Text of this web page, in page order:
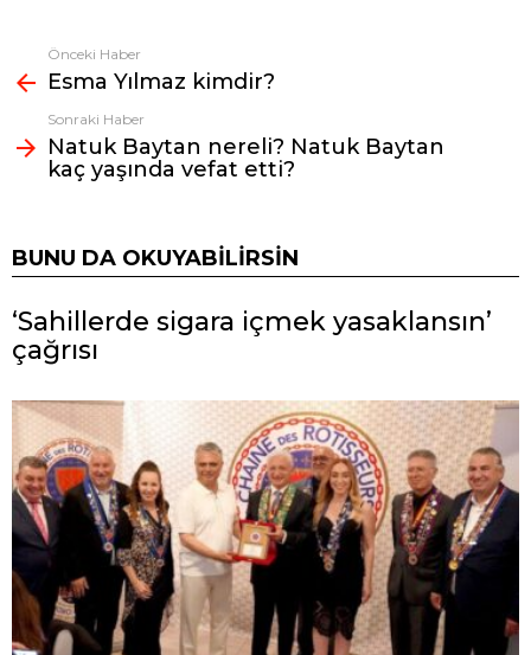
Fazlasına
bak
Önceki Haber
Esma Yılmaz kimdir?
Sonraki Haber
Natuk Baytan nereli? Natuk Baytan
kaç yaşında vefat etti?
BUNU DA OKUYABILIRSIN
‘Sahillerde sigara içmek yasaklansın’
çağrısı